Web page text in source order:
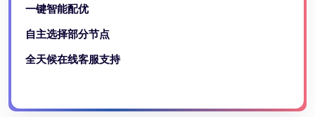
一键智能配优
自主选择部分节点
全天候在线客服支持